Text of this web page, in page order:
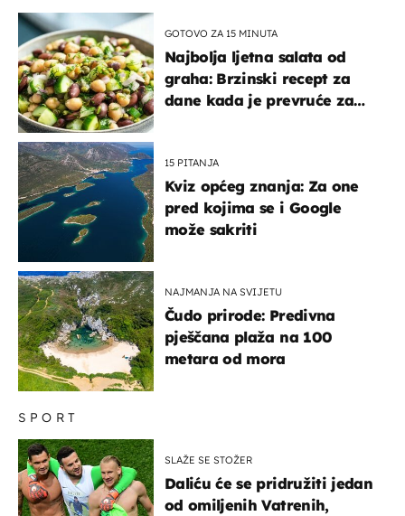
SPORT
SLAŽE SE STOŽER
Daliću će se pridružiti jedan
od omiljenih Vatrenih,
GOTOVO ZA 15 MINUTA
Najbolja ljetna salata od
graha: Brzinski recept za
dane kada je prevruće za
15 PITANJA
Kviz općeg znanja: Za one
pred kojima se i Google
može sakriti
NAJMANJA NA SVIJETU
Čudo prirode: Predivna
pješčana plaža na 100
metara od mora